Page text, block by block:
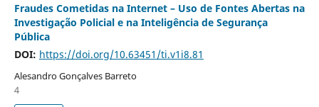
Fraudes Cometidas na Internet – Uso de Fontes Abertas na
Investigação Policial e na Inteligência de Segurança
Pública
DOI: https://doi.org/10.63451/ti.v1i8.81
Alesandro Gonçalves Barreto
4